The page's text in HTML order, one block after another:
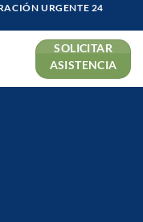
URGENTE 24
SOLICITAR
ASISTENCIA